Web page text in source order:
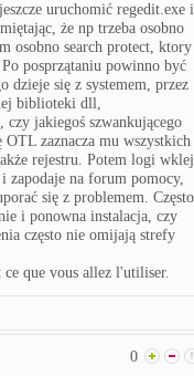
uruchomić regedit.exe i
że np trzeba osobno
osobno search protect, ktory
posprzątaniu powinno być
dzieje się z systemem, przez
biblioteki dll,
jakiegoś szwankującego
zaznacza mu wszystkich
rejestru. Potem logi
na forum pomocy,
się z problemem. Często
i ponowna instalacja, czy
często nie omijają strefy
que vous allez l'utiliser.
0